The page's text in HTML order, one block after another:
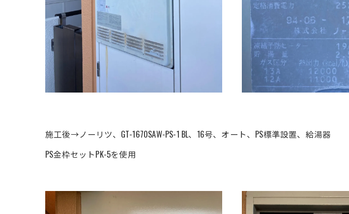
施工後→ノーリツ、GT-1670SAW-PS-1 BL、16号、オート、PS標準設置、給湯器
PS金枠セットPK-5を使用